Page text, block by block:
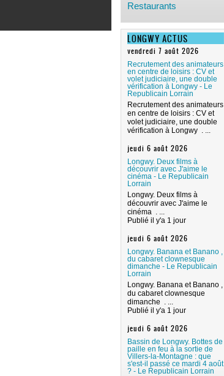
Restaurants
LONGWY ACTUS
vendredi 7 août 2026
Recrutement des animateurs
en centre de loisirs : CV et
volet judiciaire, une double
vérification à Longwy - Le
Republicain Lorrain
Recrutement des animateurs
en centre de loisirs : CV et
volet judiciaire, une double
vérification à Longwy . ...
jeudi 6 août 2026
Longwy. Deux films à
découvrir avec J'aime le
cinéma - Le Republicain
Lorrain
Longwy. Deux films à
découvrir avec J'aime le
cinéma . ...
Publié il y'a 1 jour
jeudi 6 août 2026
Longwy. Banana et Banano ,
du cabaret clownesque
dimanche - Le Republicain
Lorrain
Longwy. Banana et Banano ,
du cabaret clownesque
dimanche . ...
Publié il y'a 1 jour
jeudi 6 août 2026
Bassin de Longwy. Bottes de
paille en feu à la sortie de
Villers-la-Montagne : que
s'est-il passé ce mardi 4 août
? - Le Republicain Lorrain
référencer, puis établie une
référencement.
Les pages de votre site
seront optimisées
(structure, contenus, liens)
pour un référencement sur
les principaux moteurs de
recherche (Google,
Bing/Yahoo...).
Réferencer votre structure
et vos activités dans la
région de longwy
Demander un devis en